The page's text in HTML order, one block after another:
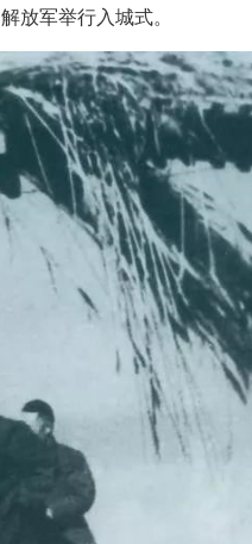
放军举行入城式。